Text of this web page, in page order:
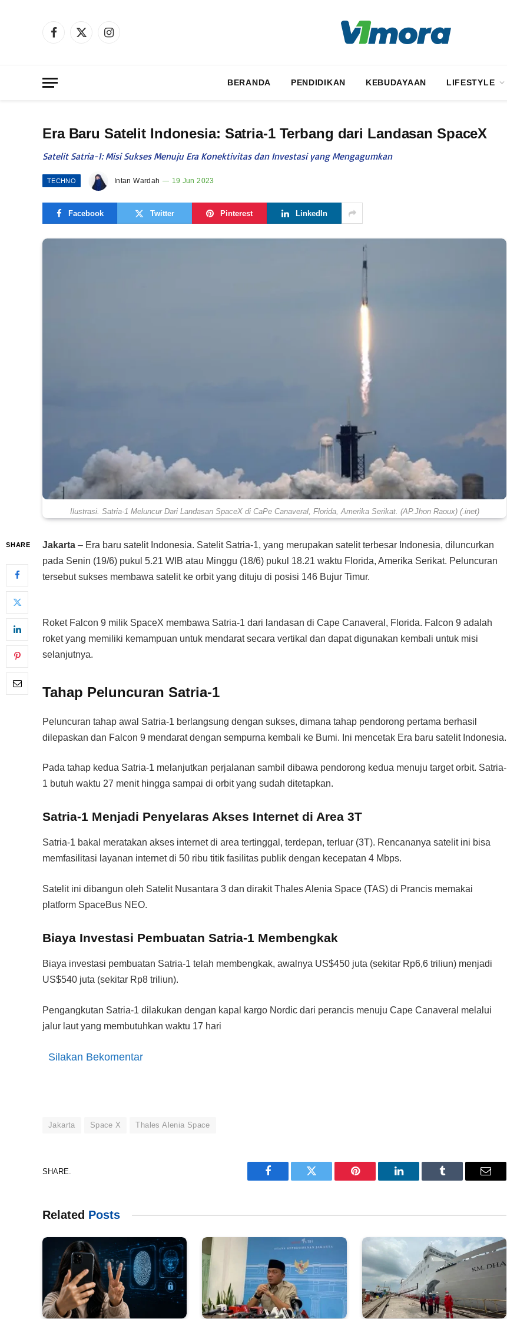
Facebook
X
Instagram
BERANDA PENDIDIKAN KEBUDAYAAN LIFESTYLE
Era Baru Satelit Indonesia: Satria-1 Terbang dari Landasan SpaceX
Satelit Satria-1: Misi Sukses Menuju Era Konektivitas dan Investasi yang Mengagumkan
TECHNO Intan Wardah 19 Jun 2023
Facebook Twitter Pinterest LinkedIn
Ilustrasi. Satria-1 Meluncur Dari Landasan SpaceX di CaPe Canaveral, Florida, Amerika Serikat. (AP.Jhon Raoux) (.inet)
SHARE Jakarta – Era baru satelit Indonesia. Satelit Satria-1, yang merupakan satelit terbesar Indonesia, diluncurkan
pada Senin (19/6) pukul 5.21 WIB atau Minggu (18/6) pukul 18.21 waktu Florida, Amerika Serikat. Peluncuran
tersebut sukses membawa satelit ke orbit yang dituju di posisi 146 Bujur Timur.
Roket Falcon 9 milik SpaceX membawa Satria-1 dari landasan di Cape Canaveral, Florida. Falcon 9 adalah
roket yang memiliki kemampuan untuk mendarat secara vertikal dan dapat digunakan kembali untuk misi
selanjutnya.
Tahap Peluncuran Satria-1
Peluncuran tahap awal Satria-1 berlangsung dengan sukses, dimana tahap pendorong pertama berhasil
dilepaskan dan Falcon 9 mendarat dengan sempurna kembali ke Bumi. Ini mencetak Era baru satelit Indonesia.
Pada tahap kedua Satria-1 melanjutkan perjalanan sambil dibawa pendorong kedua menuju target orbit. Satria-
1 butuh waktu 27 menit hingga sampai di orbit yang sudah ditetapkan.
Satria-1 Menjadi Penyelaras Akses Internet di Area 3T
Satria-1 bakal meratakan akses internet di area tertinggal, terdepan, terluar (3T). Rencananya satelit ini bisa
memfasilitasi layanan internet di 50 ribu titik fasilitas publik dengan kecepatan 4 Mbps.
Satelit ini dibangun oleh Satelit Nusantara 3 dan dirakit Thales Alenia Space (TAS) di Prancis memakai
platform SpaceBus NEO.
Biaya Investasi Pembuatan Satria-1 Membengkak
Biaya investasi pembuatan Satria-1 telah membengkak, awalnya US$450 juta (sekitar Rp6,6 triliun) menjadi
US$540 juta (sekitar Rp8 triliun).
Pengangkutan Satria-1 dilakukan dengan kapal kargo Nordic dari perancis menuju Cape Canaveral melalui
jalur laut yang membutuhkan waktu 17 hari
Silakan Bekomentar
Jakarta Space X Thales Alenia Space
SHARE.
Facebook Twitter Pinterest LinkedIn Tumblr Email
Related Posts